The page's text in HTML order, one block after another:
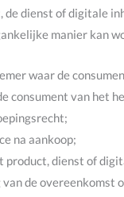
dienst of digitale
manier kan
waar de
consument van het
na aankoop;
dienst of
de overeenkomst